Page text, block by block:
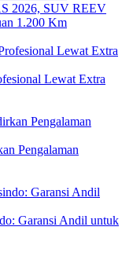
2026, SUV REEV
1.200 Km
Lewat Extra
Pengalaman
Garansi Andil untuk